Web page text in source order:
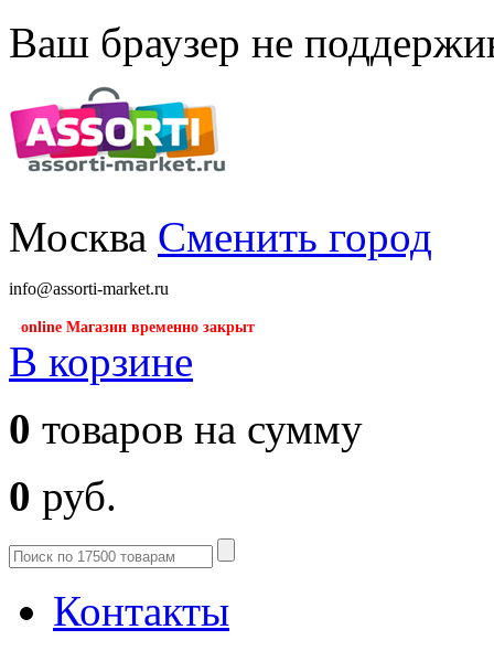
Ваш браузер не
Москва Сменить город
info@assorti-market.ru
online Магазин временно закрыт
В корзине
0 товаров на сумму
0 руб.
Контакты